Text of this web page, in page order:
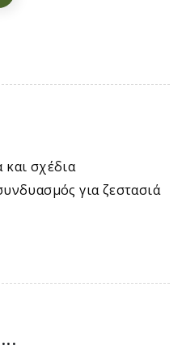
σχέδια
για ζεστασιά